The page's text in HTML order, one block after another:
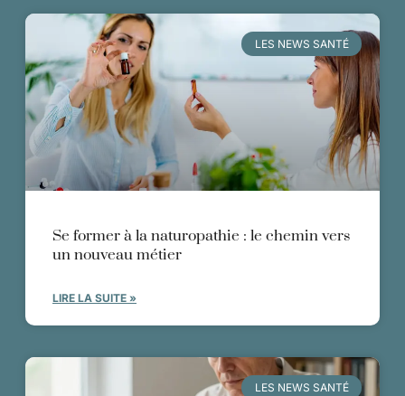
LES NEWS SANTÉ
Se former à la naturopathie : le chemin vers
un nouveau métier
LIRE LA SUITE »
LES NEWS SANTÉ